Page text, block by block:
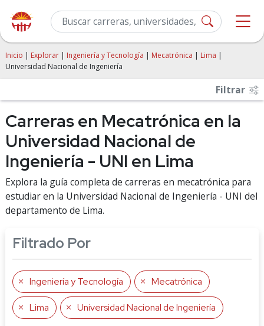
Inicio | Explorar | Ingeniería y Tecnología | Mecatrónica | Lima |
Universidad Nacional de Ingeniería
Filtrar
Carreras en Mecatrónica en la
Universidad Nacional de
Ingeniería - UNI en Lima
Explora la guía completa de carreras en mecatrónica para
estudiar en la Universidad Nacional de Ingeniería - UNI del
departamento de Lima.
Filtrado Por
Ingeniería y Tecnología Mecatrónica
Lima Universidad Nacional de Ingeniería